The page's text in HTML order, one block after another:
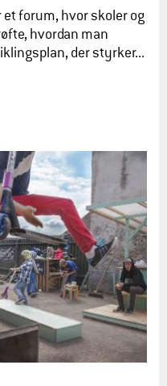
forum, hvor skoler og
hvordan man
der styrker...